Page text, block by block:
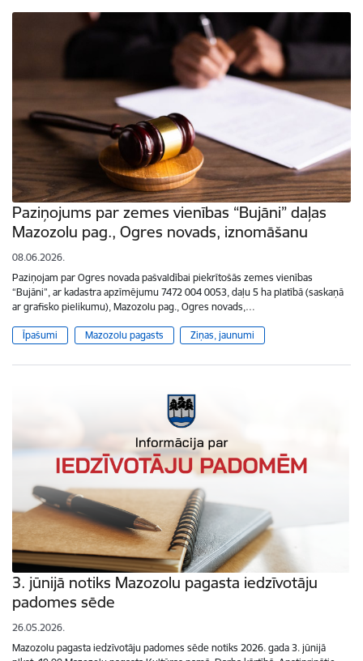
Paziņojums par zemes vienības “Bujāni” daļas
Mazozolu pag., Ogres novads, iznomāšanu
08.06.2026.
Paziņojam par Ogres novada pašvaldībai piekrītošās zemes vienības
“Bujāni”, ar kadastra apzīmējumu 7472 004 0053, daļu 5 ha platībā (saskaņā
ar grafisko pielikumu), Mazozolu pag., Ogres novads,…
Īpašumi Mazozolu pagasts Ziņas, jaunumi
3. jūnijā notiks Mazozolu pagasta iedzīvotāju
padomes sēde
26.05.2026.
Mazozolu pagasta iedzīvotāju padomes sēde notiks 2026. gada 3. jūnijā